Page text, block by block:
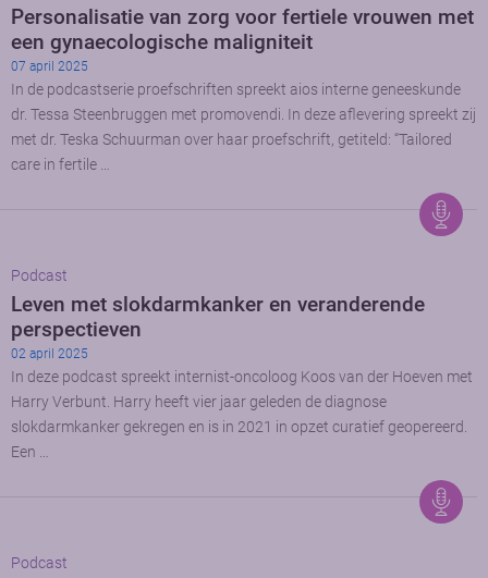
Personalisatie van zorg voor fertiele vrouwen met
een gynaecologische maligniteit
07 april 2025
In de podcastserie proefschriften spreekt aios interne geneeskunde
dr. Tessa Steenbruggen met promovendi. In deze aflevering spreekt zij
met dr. Teska Schuurman over haar proefschrift, getiteld: “Tailored
care in fertile …
Podcast
Leven met slokdarmkanker en veranderende
perspectieven
02 april 2025
In deze podcast spreekt internist-oncoloog Koos van der Hoeven met
Harry Verbunt. Harry heeft vier jaar geleden de diagnose
slokdarmkanker gekregen en is in 2021 in opzet curatief geopereerd.
Een …
Podcast